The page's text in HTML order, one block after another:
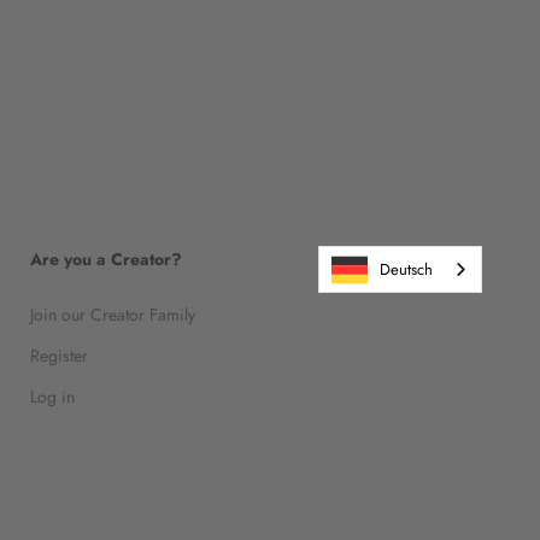
Are you a Creator?
Join our Creator Family
Register
Log in
Deutsch